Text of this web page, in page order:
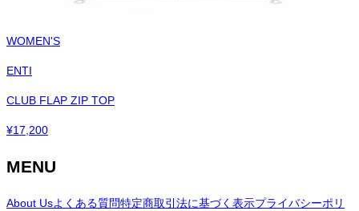
WOMEN'S
ENTI
CLUB FLAP ZIP TOP
¥17,200
MENU
About Usよくある質問特定商取引法に基づく表示プライバシーポリ